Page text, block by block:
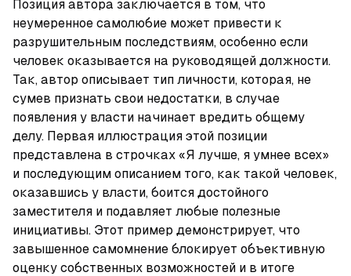
Позиция автора заключается в том, что
неумеренное самолюбие может привести к
разрушительным последствиям, особенно если
человек оказывается на руководящей должности.
Так, автор описывает тип личности, которая, не
сумев признать свои недостатки, в случае
появления у власти начинает вредить общему
делу. Первая иллюстрация этой позиции
представлена в строчках «Я лучше, я умнее всех»
и последующим описанием того, как такой человек,
оказавшись у власти, боится достойного
заместителя и подавляет любые полезные
инициативы. Этот пример демонстрирует, что
завышенное самомнение блокирует объективную
оценку собственных возможностей и в итоге